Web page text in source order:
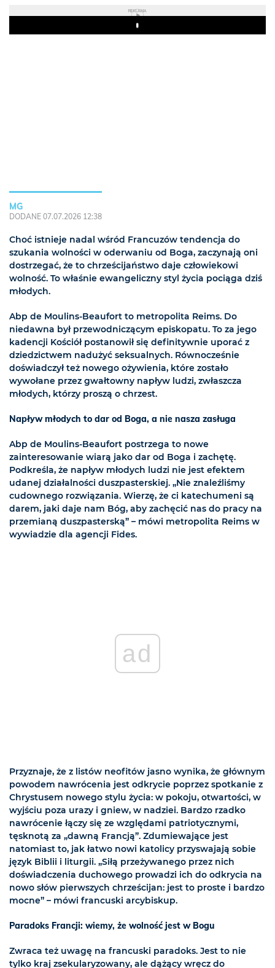
REKLAMA
Play
MG
DODANE 07.07.2026 12:38
Choć istnieje nadal wśród Francuzów tendencja do
szukania wolności w oderwaniu od Boga, zaczynają oni
dostrzegać, że to chrześcijaństwo daje człowiekowi
wolność. To właśnie ewangeliczny styl życia pociąga dziś
młodych.
Abp de Moulins-Beaufort to metropolita Reims. Do
niedawna był przewodniczącym episkopatu. To za jego
kadencji Kościół postanowił się definitywnie uporać z
dziedzictwem nadużyć seksualnych. Równocześnie
doświadczył też nowego ożywienia, które zostało
wywołane przez gwałtowny napływ ludzi, zwłaszcza
młodych, którzy proszą o chrzest.
Napływ młodych to dar od Boga, a nie nasza zasługa
Abp de Moulins-Beaufort postrzega to nowe
zainteresowanie wiarą jako dar od Boga i zachętę.
Podkreśla, że napływ młodych ludzi nie jest efektem
udanej działalności duszpasterskiej. „Nie znaleźliśmy
cudownego rozwiązania. Wierzę, że ci katechumeni są
darem, jaki daje nam Bóg, aby zachęcić nas do pracy na
przemianą duszpasterską” – mówi metropolita Reims w
wywiadzie dla agencji Fides.
ad
Przyznaje, że z listów neofitów jasno wynika, że głównym
powodem nawrócenia jest odkrycie poprzez spotkanie z
Chrystusem nowego stylu życia: w pokoju, otwartości, w
wyjściu poza urazy i gniew, w nadziei. Bardzo rzadko
nawrócenie łączy się ze względami patriotycznymi,
tęsknotą za „dawną Francją”. Zdumiewające jest
natomiast to, jak łatwo nowi katolicy przyswajają sobie
język Biblii i liturgii. „Siłą przeżywanego przez nich
doświadczenia duchowego prowadzi ich do odkrycia na
nowo słów pierwszych chrześcijan: jest to proste i bardzo
mocne” – mówi francuski arcybiskup.
Paradoks Francji: wiemy, że wolność jest w Bogu
Zwraca też uwagę na francuski paradoks. Jest to nie
tylko kraj zsekularyzowany, ale dążący wręcz do